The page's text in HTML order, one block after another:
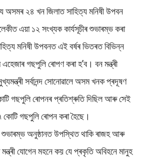
অসমৰ ২৪ খন জিলাত সাহিত্য মনিষী উপবন
এয়া ১২ সংখ্যক কাৰ্যসূচীৰ শুভাৰম্ভ কৰা
মনিষী উপবনত এই বৰ্ষৰ ভিতৰত বিভিন্ন
গছপুলি ৰোপণ কৰা হ’ব। বন মন্ত্ৰী
সৰ্বানন্দ সোনোৱালে অসম খনক প্ৰদূষণ
গছপুলি ৰোপনৰ প্ৰতিশ্ৰুতি দিছিল আৰু সেই
কোটি গছপুলি ৰোপন কৰা হৈছে।
শুভাৰম্ভ অনুষ্ঠানত উপস্থিত থাকি ৰাজহ আৰু
মন্ত্ৰী যোগেন মহনে কয় যে প্ৰকৃতি অবিহনে মানুহ